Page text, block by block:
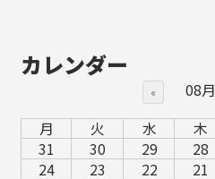
カレンダー
« 08月
月 火 水 木
31
30 29 28
24
23 22 21